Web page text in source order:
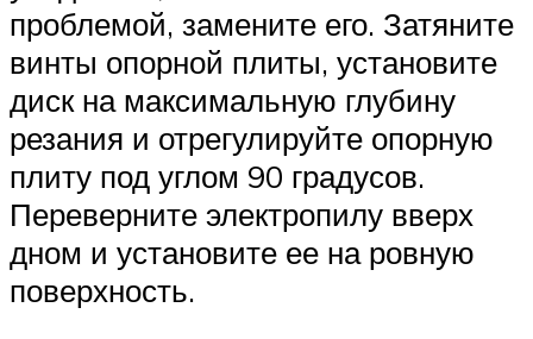
проблемой, замените его. Затяните
винты опорной плиты, установите
диск на максимальную глубину
резания и отрегулируйте опорную
плиту под углом 90 градусов.
Переверните электропилу вверх
дном и установите ее на ровную
поверхность.